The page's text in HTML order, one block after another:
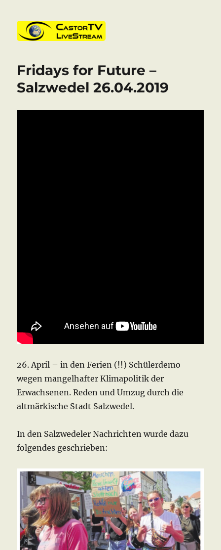
Fridays for Future –
Salzwedel 26.04.2019
26. April – in den Ferien (!!) Schülerdemo
wegen mangelhafter Klimapolitik der
Erwachsenen. Reden und Umzug durch die
altmärkische Stadt Salzwedel.
In den Salzwedeler Nachrichten wurde dazu
folgendes geschrieben: